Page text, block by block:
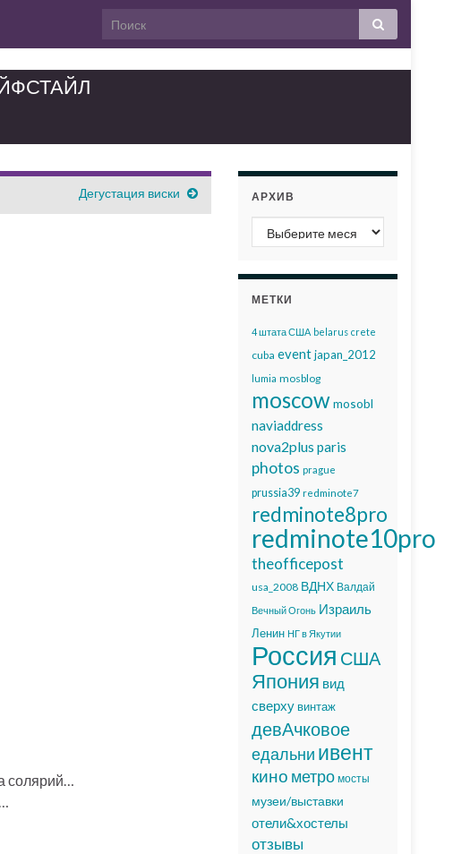
Дегустация виски
солярий…
АРХИВ
Архив
МЕТКИ
4 штата США belarus crete
cuba event japan_2012
lumia mosblog
moscowmosobl
naviaddress
nova2plus paris
photos prague
prussia39 redminote7
redminote8pro
redminote10pro
theofficepost
usa_2008 ВДНХ Валдай
Вечный Огонь Израиль
Ленин НГ в Якутии
Россия США
Япония вид
сверху винтаж
девАчковое
едальни ивент
кино метро мосты
музеи/выставки
отели&хостелы
отзывы